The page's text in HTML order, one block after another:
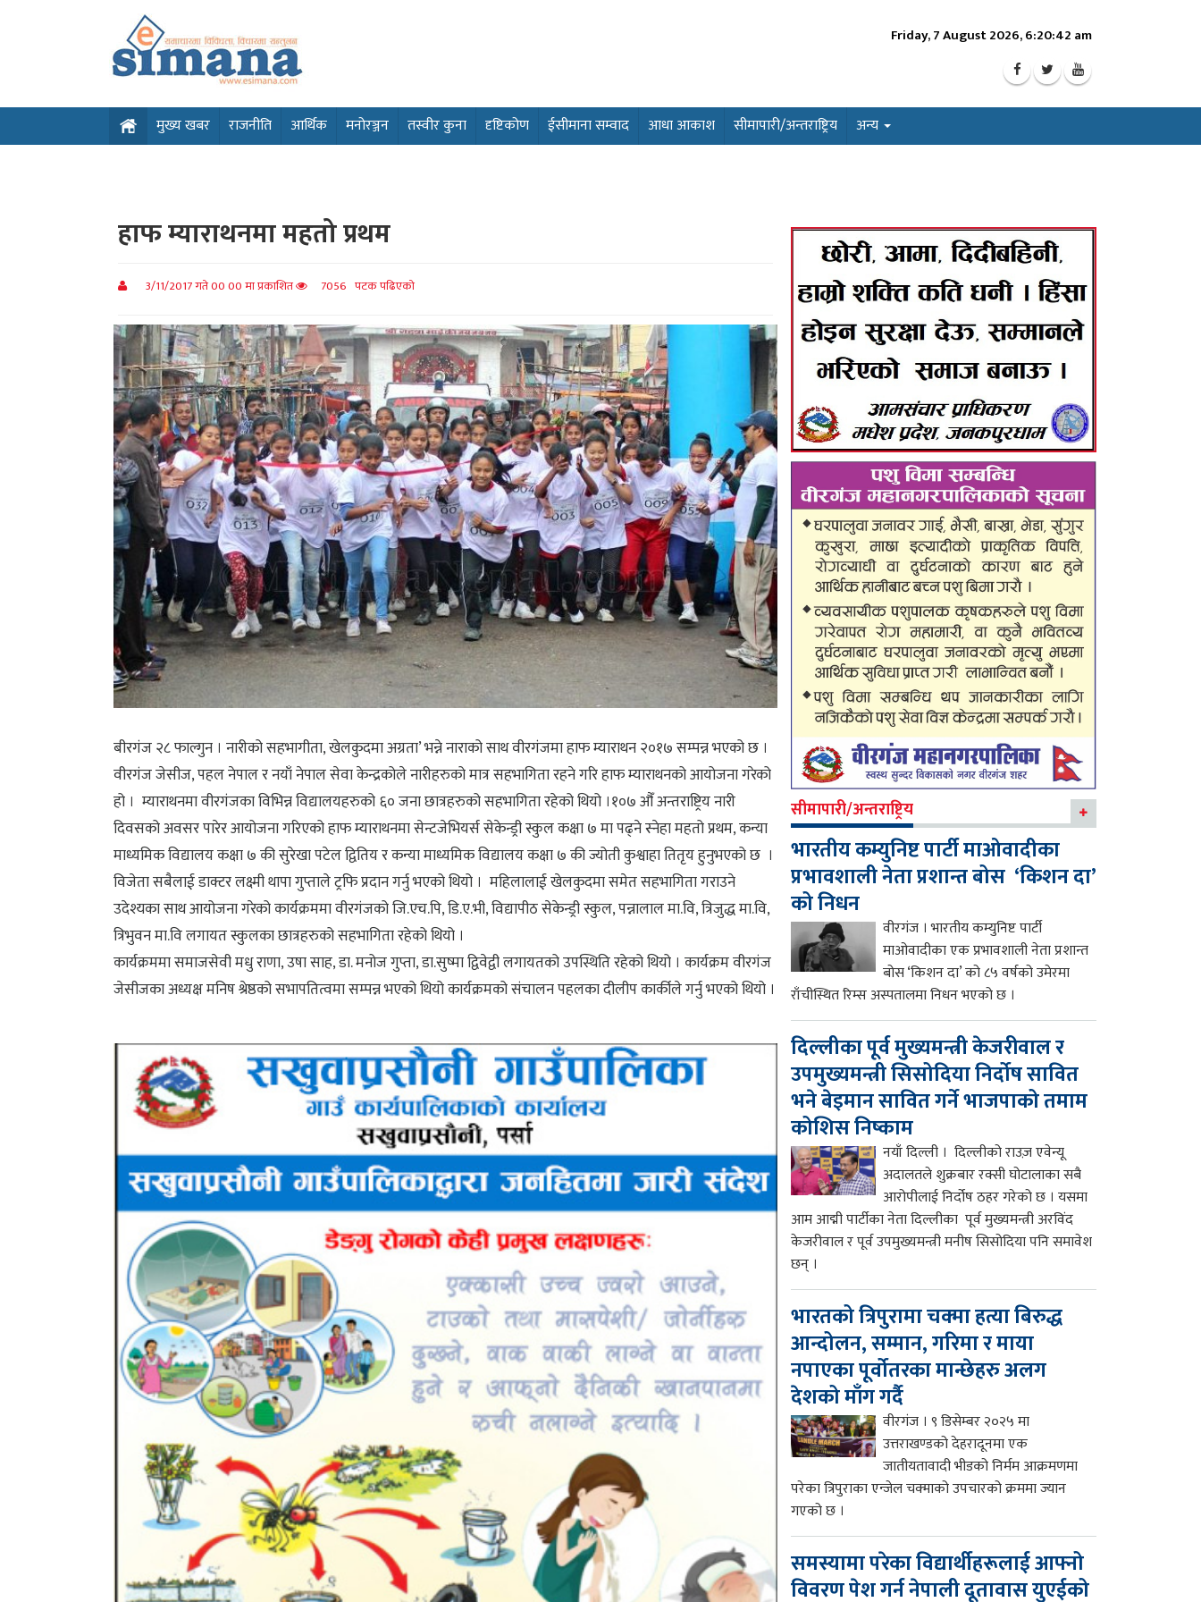
Friday, 7 August 2026, 6:20:44 am
मुख्य खबर राजनीति आर्थिक मनोरञ्जन तस्वीर कुना दृष्टिकोण ईसीमाना सम्वाद आधा आकाश सीमापारी/अन्तराष्ट्रिय अन्य
हाफ म्याराथनमा महतो प्रथम
3/11/2017 गते 00 00 मा प्रकाशित 7056 पटक पढिएको
बीरगंज २८ फाल्गुन । नारीको सहभागीता, खेलकुदमा अग्रता’ भन्ने नाराको साथ वीरगंजमा हाफ म्याराथन २०१७ सम्पन्न भएको छ ।
वीरगंज जेसीज, पहल नेपाल र नयाँ नेपाल सेवा केन्द्रकोले नारीहरुको मात्र सहभागिता रहने गरि हाफ म्याराथनको आयोजना गरेको
हो । म्याराथनमा वीरगंजका विभिन्न विद्यालयहरुको ६० जना छात्रहरुको सहभागिता रहेको थियो ।१०७ औँ अन्तराष्ट्रिय नारी
दिवसको अवसर पारेर आयोजना गरिएको हाफ म्याराथनमा सेन्टजेभियर्स सेकेन्ड्री स्कुल कक्षा ७ मा पढ्ने स्नेहा महतो प्रथम, कन्या
माध्यमिक विद्यालय कक्षा ७ की सुरेखा पटेल द्वितिय र कन्या माध्यमिक विद्यालय कक्षा ७ की ज्योती कुश्वाहा तितृय हुनुभएको छ ।
विजेता सबैलाई डाक्टर लक्ष्मी थापा गुप्ताले ट्रफि प्रदान गर्नु भएको थियो । महिलालाई खेलकुदमा समेत सहभागिता गराउने
उदेश्यका साथ आयोजना गरेको कार्यक्रममा वीरगंजको जि.एच.पि, डि.ए.भी, विद्यापीठ सेकेन्ड्री स्कुल, पन्नालाल मा.वि, त्रिजुद्ध मा.वि,
त्रिभुवन मा.वि लगायत स्कुलका छात्रहरुको सहभागिता रहेको थियो ।
कार्यक्रममा समाजसेवी मधु राणा, उषा साह, डा. मनोज गुप्ता, डा.सुष्मा द्विवेद्वी लगायतको उपस्थिति रहेको थियो । कार्यक्रम वीरगंज
जेसीजका अध्यक्ष मनिष श्रेष्ठको सभापतित्वमा सम्पन्न भएको थियो कार्यक्रमको संचालन पहलका दीलीप कार्कीले गर्नु भएको थियो ।
सीमापारी/अन्तराष्ट्रिय
भारतीय कम्युनिष्ट पार्टी माओवादीका
प्रभावशाली नेता प्रशान्त बोस ‘किशन दा’
को निधन
वीरगंज । भारतीय कम्युनिष्ट पार्टी
माओवादीका एक प्रभावशाली नेता प्रशान्त
बोस ‘किशन दा’ को ८५ वर्षको उमेरमा
राँचीस्थित रिम्स अस्पतालमा निधन भएको छ ।
दिल्लीका पूर्व मुख्यमन्त्री केजरीवाल र
उपमुख्यमन्त्री सिसोदिया निर्दोष सावित
भने बेइमान सावित गर्ने भाजपाको तमाम
कोशिस निष्काम
नयाँ दिल्ली । दिल्लीको राउज़ एवेन्यू
अदालतले शुक्रबार रक्सी घोटालाका सबै
आरोपीलाई निर्दोष ठहर गरेको छ । यसमा
आम आद्मी पार्टीका नेता दिल्लीका पूर्व मुख्यमन्त्री अरविंद
केजरीवाल र पूर्व उपमुख्यमन्त्री मनीष सिसोदिया पनि समावेश
छन् ।
भारतको त्रिपुरामा चक्मा हत्या बिरुद्ध
आन्दोलन, सम्मान, गरिमा र माया
नपाएका पूर्वोतरका मान्छेहरु अलग
देशको माँग गर्दै
वीरगंज । ९ डिसेम्बर २०२५ मा
उत्तराखण्डको देहरादूनमा एक
जातीयतावादी भीडको निर्मम आक्रमणमा
परेका त्रिपुराका एन्जेल चक्माको उपचारको क्रममा ज्यान
गएको छ ।
समस्यामा परेका विद्यार्थीहरूलाई आफ्नो
विवरण पेश गर्न नेपाली दूतावास युएईको